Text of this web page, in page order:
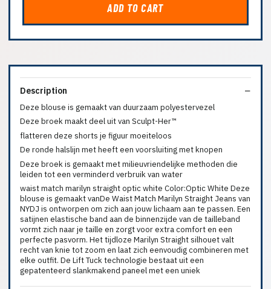
ADD TO CART
Description
Deze blouse is gemaakt van duurzaam polyestervezel
Deze broek maakt deel uit van Sculpt-Her™
flatteren deze shorts je figuur moeiteloos
De ronde halslijn met heeft een voorsluiting met knopen
Deze broek is gemaakt met milieuvriendelijke methoden die
leiden tot een verminderd verbruik van water
waist match marilyn straight optic white Color:Optic White Deze
blouse is gemaakt vanDe Waist Match Marilyn Straight Jeans van
NYDJ is ontworpen om zich aan jouw lichaam aan te passen. Een
satijnen elastische band aan de binnenzijde van de tailleband
vormt zich naar je taille en zorgt voor extra comfort en een
perfecte pasvorm. Het tijdloze Marilyn Straight silhouet valt
recht van knie tot zoom en laat zich eenvoudig combineren met
elke outfit. De Lift Tuck technologie bestaat uit een
gepatenteerd slankmakend paneel met een uniek